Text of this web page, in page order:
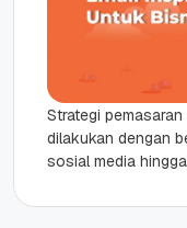
Strategi
dilakukan dengan
sosial media
yang berisikan